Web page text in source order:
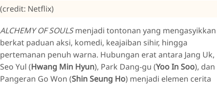
(credit: Netflix)
ALCHEMY OF SOULSmenjadi tontonan yang mengasyikkan
berkat paduan aksi, komedi, keajaiban sihir, hingga
pertemanan penuh warna. Hubungan erat antara Jang Uk,
Seo Yul (Hwang Min Hyun), Park Dang-gu (Yoo In Soo), dan
Pangeran Go Won (Shin Seung Ho) menjadi elemen cerita